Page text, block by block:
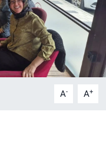
A- A+